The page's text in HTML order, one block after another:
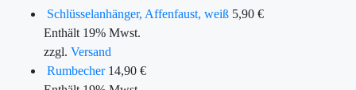
Schlüsselanhänger, Affenfaust, weiß 5,90 €
Enthält 19% Mwst.
zzgl. Versand
Rumbecher 14,90 €